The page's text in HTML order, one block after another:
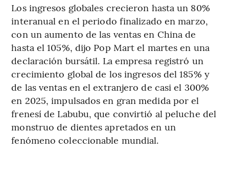
Los ingresos globales crecieron hasta un 80%
interanual en el periodo finalizado en marzo,
con un aumento de las ventas en China de
hasta el 105%, dijo Pop Mart el martes en una
declaración bursátil. La empresa registró un
crecimiento global de los ingresos del 185% y
de las ventas en el extranjero de casi el 300%
en 2025, impulsados en gran medida por el
frenesí de Labubu, que convirtió al peluche del
monstruo de dientes apretados en un
fenómeno coleccionable mundial.